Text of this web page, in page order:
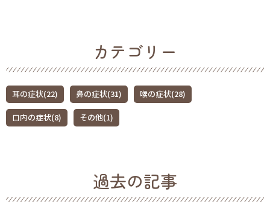
カテゴリー
耳の症状(22) 鼻の症状(31) 喉の症状(28)
口内の症状(8) その他(1)
過去の記事